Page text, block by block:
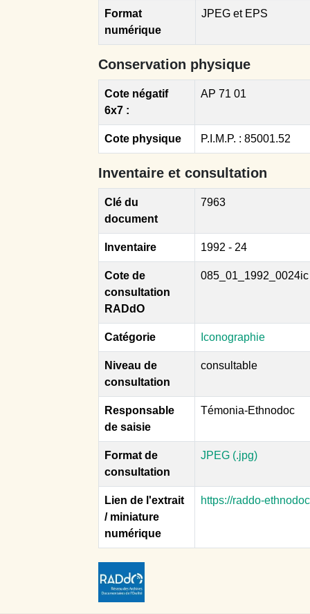
Format
numérique
JPEG et EPS
Conservation physique
Cote négatif
6x7 :
AP 71 01
Cote physique P.I.M.P. : 85001.52
Inventaire et consultation
Clé du
document
7963
Inventaire 1992 - 24
Cote de
consultation
RADdO
085_01_1992_0024ic
Catégorie Iconographie
Niveau de
consultation
consultable
Responsable
de saisie
Témonia-Ethnodoc
Format de
consultation
JPEG (.jpg)
Lien de l'extrait
/ miniature
numérique
https://raddo-